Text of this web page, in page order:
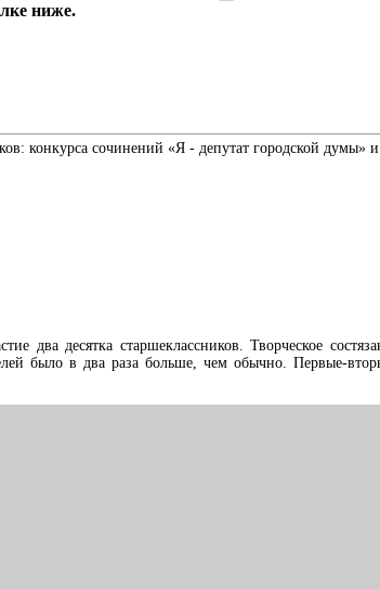
ниже.
конкурса сочинений «Я - депутат городской думы»
два десятка старшеклассников. Творческое
было в два раза больше, чем обычно. Первые-